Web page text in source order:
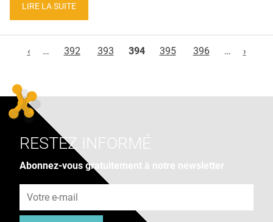
LIRE LA SUITE
‹
… 392 393 394 395 396 … ›
RESTEZ INFORMÉ
Abonnez-vous gratuitement à notre newsletter